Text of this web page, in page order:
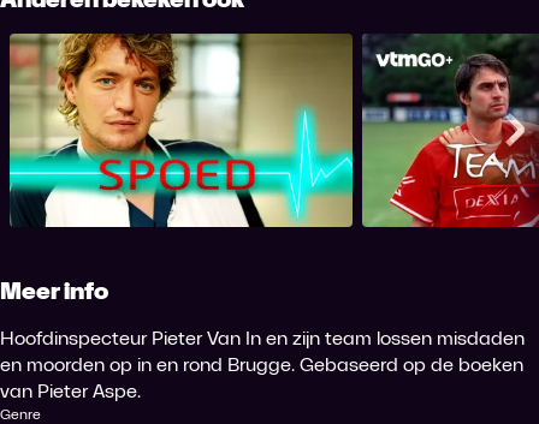
Spoed Team
Meer info
Hoofdinspecteur Pieter Van In en zijn team lossen misdaden
en moorden op in en rond Brugge. Gebaseerd op de boeken
van Pieter Aspe.
Genre